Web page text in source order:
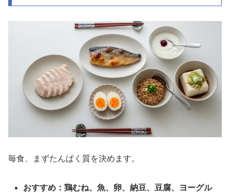
毎食、まずたんぱく質を決めます。
おすすめ：鶏むね、魚、卵、納豆、豆腐、ヨーグル